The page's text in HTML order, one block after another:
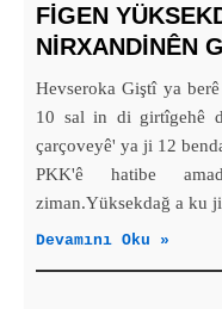
FIGEN
NIRXANDINÊN
Hevseroka Giştî ya
10 sal in di girtîgehê
çarçoveyê' ya ji 12
PKK'ê hatibe
ziman.Yüksekdağ a ku
Devamını Oku »